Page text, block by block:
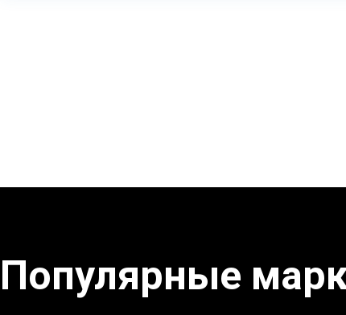
Популярные